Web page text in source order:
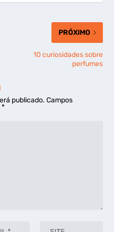
PRÓXIMO
10 curiosidades sobre
perfumes
publicado. Campos
*